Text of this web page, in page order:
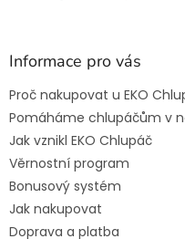
Informace pro vás
Proč nakupovat u EKO
Pomáháme chlupáčům v
Jak vznikl EKO Chlupáč
Věrnostní program
Bonusový systém
Jak nakupovat
Doprava a platba